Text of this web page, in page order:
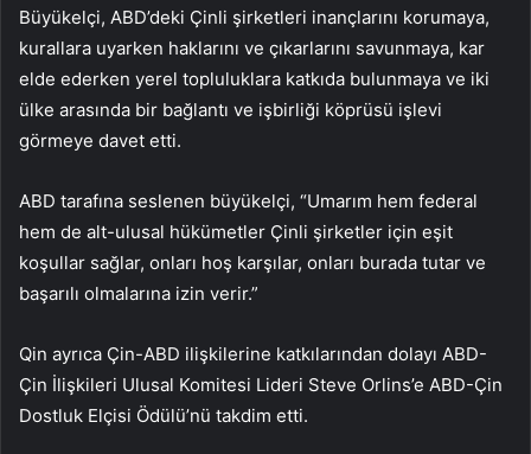
Büyükelçi, ABD’deki Çinli şirketleri inançlarını korumaya,
kurallara uyarken haklarını ve çıkarlarını savunmaya, kar
elde ederken yerel topluluklara katkıda bulunmaya ve iki
ülke arasında bir bağlantı ve işbirliği köprüsü işlevi
görmeye davet etti.
ABD tarafına seslenen büyükelçi, “Umarım hem federal
hem de alt-ulusal hükümetler Çinli şirketler için eşit
koşullar sağlar, onları hoş karşılar, onları burada tutar ve
başarılı olmalarına izin verir.”
Qin ayrıca Çin-ABD ilişkilerine katkılarından dolayı ABD-
Çin İlişkileri Ulusal Komitesi Lideri Steve Orlins’e ABD-Çin
Dostluk Elçisi Ödülü’nü takdim etti.